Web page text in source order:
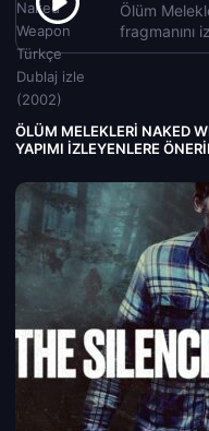
Ölüm
fragmanını
ÖLÜM MELEKLERI NAKED
YAPIMI İZLEYENLERE